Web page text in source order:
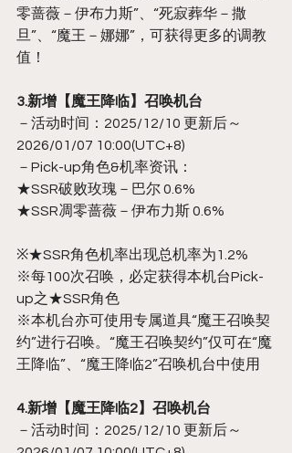
零蔷薇－伊布力斯”、“死寂葬华－撒
旦”、“魔王－娜娜”，可获得更多的调教
值！
3.新增【魔王降临】召唤机台
－活动时间：2025/12/10 更新后～
2026/01/07 10:00(UTC+8)
－Pick-up角色&机率资讯：
★SSR破败玫瑰－巴尔 0.6%
★SSR凋零蔷薇－伊布力斯 0.6%
※★SSR角色机率出现总机率为1.2%
※每100次召唤，必定获得本机台Pick-
up之★SSR角色
※本机台亦可使用专属道具“魔王召唤契
约”进行召唤。“魔王召唤契约”仅可在“魔
王降临”、“魔王降临2”召唤机台中使用
4.新增【魔王降临2】召唤机台
－活动时间：2025/12/10 更新后～